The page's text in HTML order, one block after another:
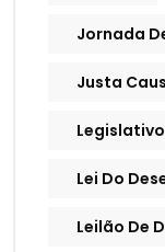
Jornada
Justa
Lei Do
Leilão De